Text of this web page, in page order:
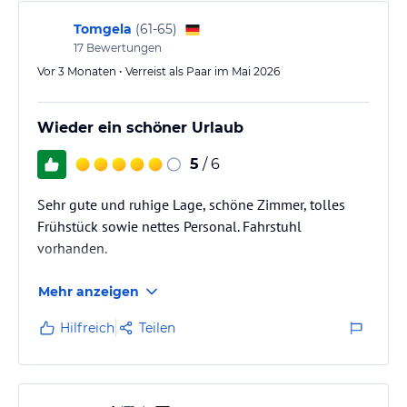
lies vor der Buchung die verbindlichen Angebotsdetailsdes
jeweiligen Veranstalters.
Tomgela (61-65)
17 Bewertungen
Vor 3 Monaten • Verreist als Paar im Mai 2026
Wieder ein schöner Urlaub
5 / 6
Sehr gute und ruhige Lage, schöne Zimmer, tolles
Frühstück sowie nettes Personal. Fahrstuhl
vorhanden.
Mehr anzeigen
Hilfreich Teilen